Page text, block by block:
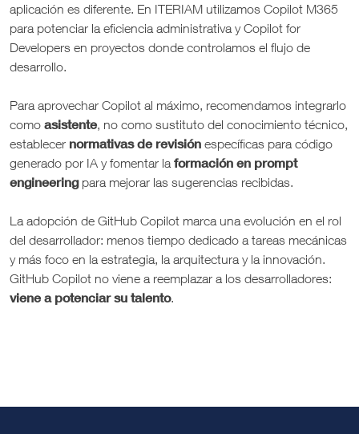
aplicación es diferente. En ITERIAM utilizamos Copilot M365
para potenciar la eficiencia administrativa y Copilot for
Developers en proyectos donde controlamos el flujo de
desarrollo.
Para aprovechar Copilot al máximo, recomendamos integrarlo
como asistente, no como sustituto del conocimiento técnico,
establecer normativas de revisión específicas para código
generado por IA y fomentar la formación en prompt
engineeringpara mejorar las sugerencias recibidas.
La adopción de GitHub Copilot marca una evolución en el rol
del desarrollador: menos tiempo dedicado a tareas mecánicas
y más foco en la estrategia, la arquitectura y la innovación.
GitHub Copilot no viene a reemplazar a los desarrolladores:
viene a potenciar su talento.